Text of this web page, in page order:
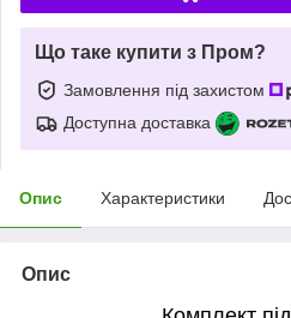
Що таке купити з Пром?
Замовлення під захистом
Доступна доставка
Опис Характеристики
Опис